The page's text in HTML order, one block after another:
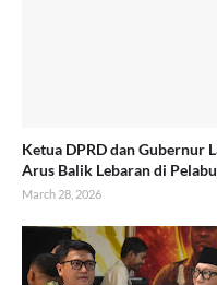
Ketua DPRD dan Gubernur
Arus Balik Lebaran di
March 28, 2026